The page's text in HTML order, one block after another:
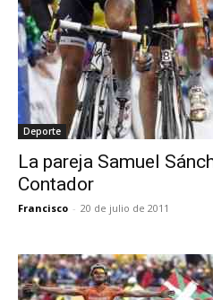
Deporte
La pareja Samuel
Francisco - 20 de julio de 2011